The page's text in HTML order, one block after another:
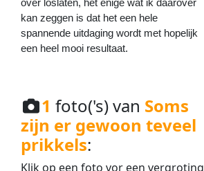
kan zeggen is dat het een hele
spannende uitdaging wordt met hopelijk
een heel mooi resultaat.
1 foto('s) van Soms
zijn er gewoon teveel
prikkels:
Klik op eenfoto vor eenvergroting